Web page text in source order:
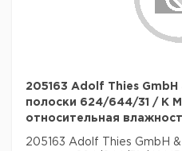
205163 Adolf Thies GmbH
полоски 624/644/31 / K
относительная
205163 Adolf Thies GmbH